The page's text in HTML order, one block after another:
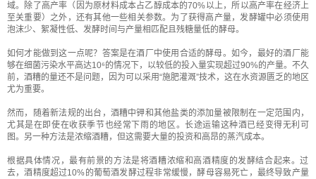
域。除了高产率（因为原材料成本占乙醇成本的70%以上，所以高产率在经济上
至关重要）之外，还有其他一些相关参数。为了获得高产量，发酵罐中必须使用
泡沫少、絮凝性低、发酵时间与产量相匹配且残糖量低的酵母。
如何才能做到这一点呢？答案是在酒厂中使用合适的酵母。如今，最好的酒厂能
够在细菌污染水平高达10⁶的情况下，以较低的投入量实现超过90%的产量。不久
前，酒糟的量还不是问题，因为可以采用“施肥灌溉”技术，这在水资源匮乏的地区
尤为重要。
然而，随着新法规的出台，酒糟中钾和其他盐类的添加量被限制在一定范围内，
尤其是在即使在收获季节也经常下雨的地区。长途运输这种酒已经变得无利可
图。另一种方法是浓缩酒糟，但这需要大量的投资和高昂的蒸汽成本。
根据具体情况，最有前景的方法是将酒糟浓缩和高酒精度的发酵结合起来。过
去，酒精度超过10%的葡萄酒发酵过程非常缓慢，酵母容易死亡，最终导致产量